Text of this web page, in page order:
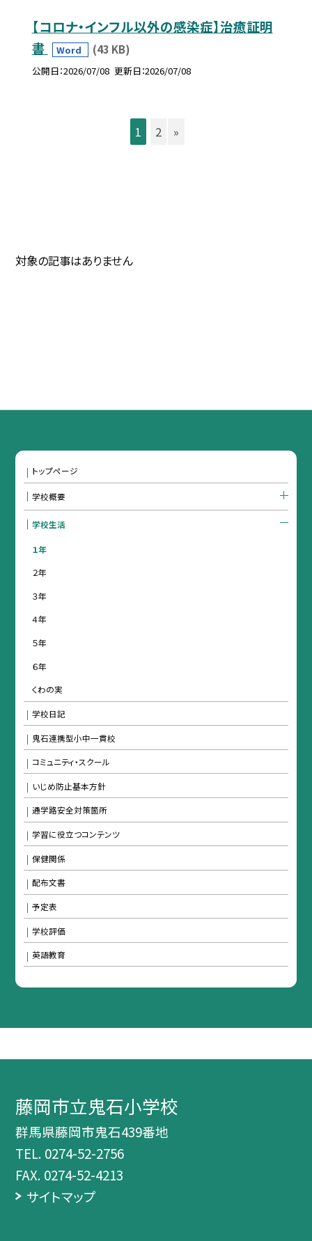
【コロナ・インフル以外の感染症】治癒証明
書
Word (43 KB)
公開日 2026/07/08 更新日 2026/07/08
1 2 »
対象の記事はありません
トップページ
学校概要
学校生活
１年
２年
３年
４年
５年
６年
くわの実
学校日記
鬼石連携型小中一貫校
コミュニティ・スクール
いじめ防止基本方針
通学路安全対策箇所
学習に役立つコンテンツ
保健関係
配布文書
予定表
学校評価
英語教育
藤岡市立鬼石小学校
群馬県藤岡市鬼石439番地
TEL. 0274-52-2756
FAX. 0274-52-4213
サイトマップ